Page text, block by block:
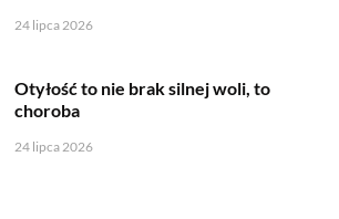
24 lipca 2026
Otyłość to nie brak silnej woli, to
choroba
24 lipca 2026